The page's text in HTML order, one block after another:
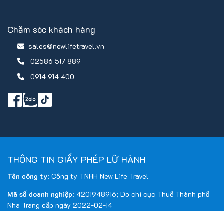
Chăm sóc khách hàng
sales@newlifetravel.vn
02586 517 889
0914 914 400
THÔNG TIN GIẤY PHÉP LỮ HÀNH
Tên công ty: Công ty TNHH New Life Travel
Mã số doanh nghiệp: 4201948916; Do chi cục Thuế Thành phố
Nha Trang cấp ngày 2022-02-14